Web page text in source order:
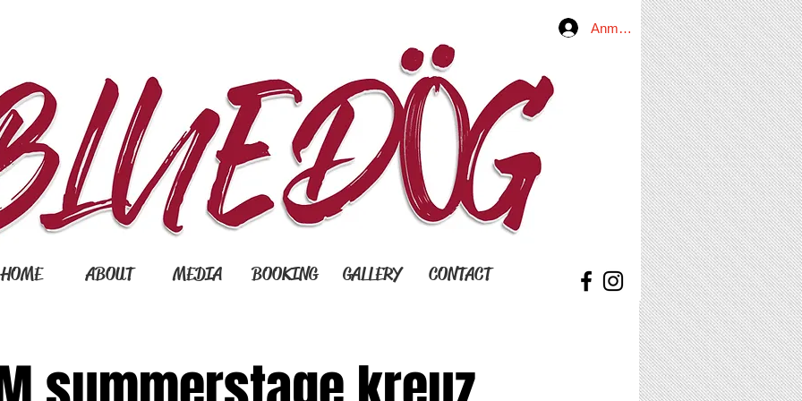
Anmelden
HOME ABOUT MEDIA BOOKING GALLERY CONTACT